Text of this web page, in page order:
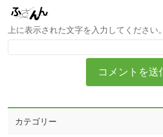
上に表示された文字を入力してください。
カテゴリー